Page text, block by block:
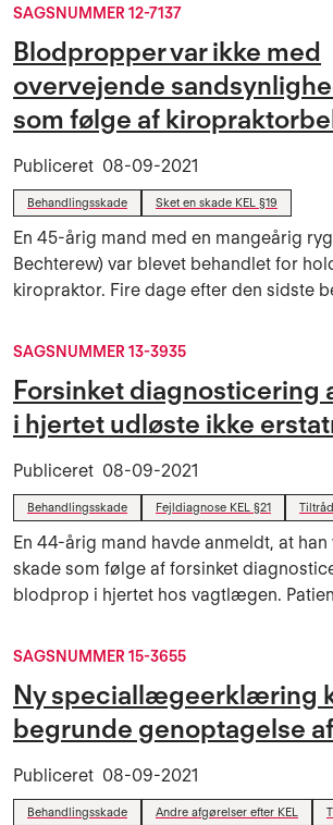
SAGSNUMMER 12-7137
Blodpropper var ikke med
overvejende
som følge af
Publiceret 08-09-2021
Behandlingsskade Sket en skade KEL §19
En 45-årig mand med en mangeårig
Bechterew) var blevet behandlet for
kiropraktor. Fire dage efter den sidste
SAGSNUMMER 13-3935
Forsinket diagnosticering
i hjertet udløste ikke
Publiceret 08-09-2021
Behandlingsskade Fejldiagnose KEL §21
En 44-årig mand havde anmeldt, at
skade som følge af forsinket
blodprop i hjertet hos vagtlægen.
SAGSNUMMER 15-3655
Ny speciallægeerklæring
begrunde genoptagelse
Publiceret 08-09-2021
Behandlingsskade Andre afgørelser efter KEL